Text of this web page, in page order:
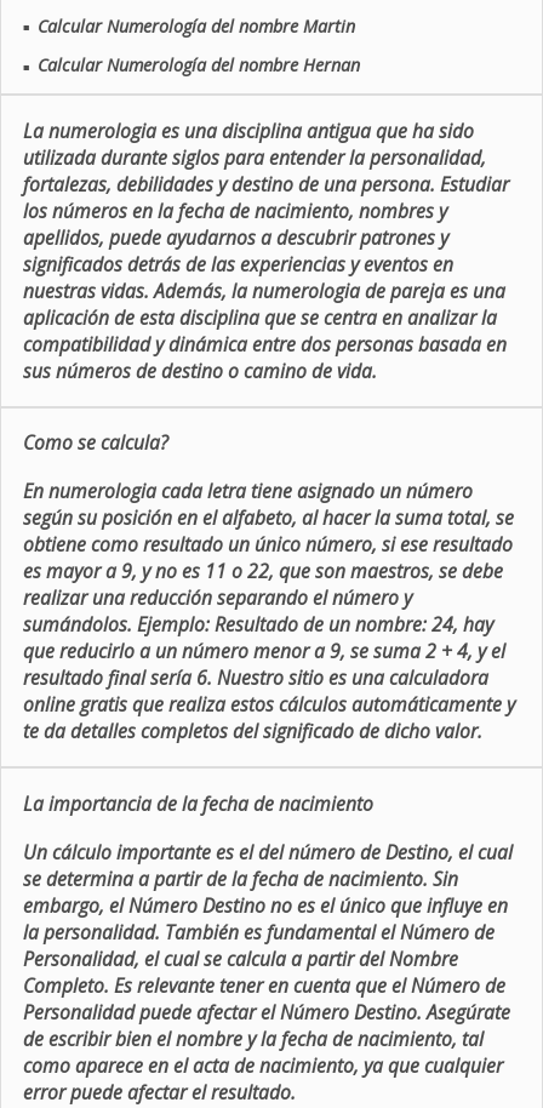
■ Calcular Numerología del nombre Martin
■ Calcular Numerología del nombre Hernan
La numerologia es una disciplina antigua que ha sido
utilizada durante siglos para entender la personalidad,
fortalezas, debilidades y destino de una persona. Estudiar
los números en la fecha de nacimiento, nombres y
apellidos, puede ayudarnos a descubrir patrones y
significados detrás de las experiencias y eventos en
nuestras vidas. Además, la numerologia de pareja es una
aplicación de esta disciplina que se centra en analizar la
compatibilidad y dinámica entre dos personas basada en
sus números de destino o camino de vida.
Como se calcula?
En numerologia cada letra tiene asignado un número
según su posición en el alfabeto, al hacer la suma total, se
obtiene como resultado un único número, si ese resultado
es mayor a 9, y no es 11 o 22, que son maestros, se debe
realizar una reducción separando el número y
sumándolos. Ejemplo: Resultado de un nombre: 24, hay
que reducirlo a un número menor a 9, se suma 2 + 4, y el
resultado final sería 6. Nuestro sitio es una calculadora
online gratis que realiza estos cálculos automáticamente y
te da detalles completos del significado de dicho valor.
La importancia de la fecha de nacimiento
Un cálculo importante es el del número de Destino, el cual
se determina a partir de la fecha de nacimiento. Sin
embargo, el Número Destino no es el único que influye en
la personalidad. También es fundamental el Número de
Personalidad, el cual se calcula a partir del Nombre
Completo. Es relevante tener en cuenta que el Número de
Personalidad puede afectar el Número Destino. Asegúrate
de escribir bien el nombre y la fecha de nacimiento, tal
como aparece en el acta de nacimiento, ya que cualquier
error puede afectar el resultado.